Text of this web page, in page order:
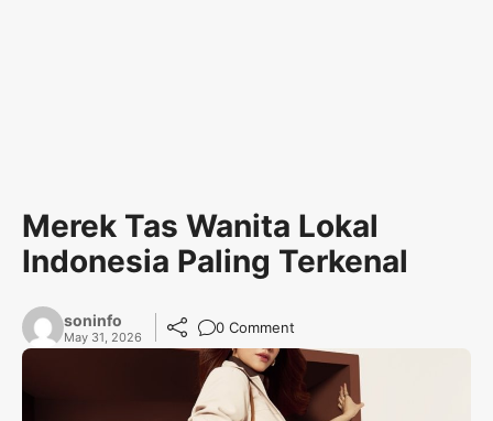
Merek Tas Wanita Lokal
Indonesia Paling Terkenal
soninfo
May 31, 2026
0 Comment